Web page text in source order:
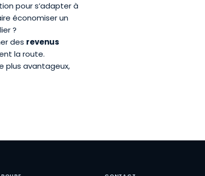
pour s’adapter à
économiser un
?
des revenus
la route.
plus avantageux,